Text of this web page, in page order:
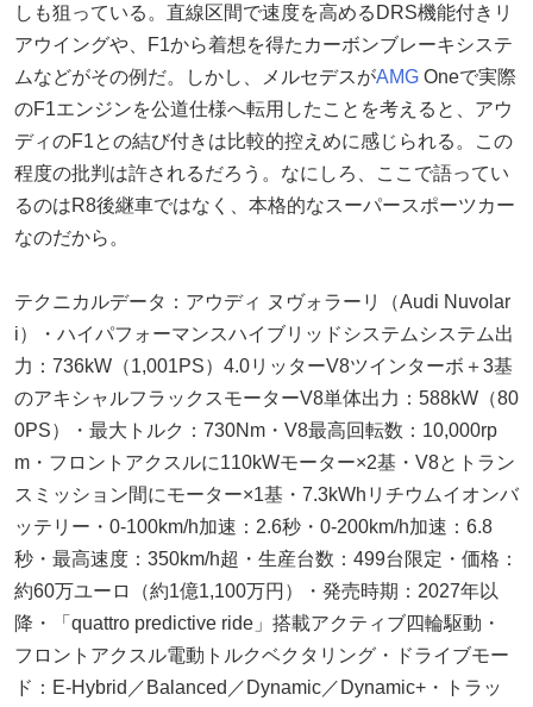
しも狙っている。直線区間で速度を高めるDRS機能付きリ
アウイングや、F1から着想を得たカーボンブレーキシステ
ムなどがその例だ。しかし、メルセデスがAMG Oneで実際
のF1エンジンを公道仕様へ転用したことを考えると、アウ
ディのF1との結び付きは比較的控えめに感じられる。この
程度の批判は許されるだろう。なにしろ、ここで語ってい
るのはR8後継車ではなく、本格的なスーパースポーツカー
なのだから。
テクニカルデータ：アウディ ヌヴォラーリ（Audi Nuvolar
i）・ハイパフォーマンスハイブリッドシステムシステム出
力：736kW（1,001PS）4.0リッターV8ツインターボ＋3基
のアキシャルフラックスモーターV8単体出力：588kW（80
0PS）・最大トルク：730Nm・V8最高回転数：10,000rp
m・フロントアクスルに110kWモーター×2基・V8とトラン
スミッション間にモーター×1基・7.3kWhリチウムイオンバ
ッテリー・0-100km/h加速：2.6秒・0-200km/h加速：6.8
秒・最高速度：350km/h超・生産台数：499台限定・価格：
約60万ユーロ（約1億1,100万円）・発売時期：2027年以
降・「quattro predictive ride」搭載アクティブ四輪駆動・
フロントアクスル電動トルクベクタリング・ドライブモー
ド：E-Hybrid／Balanced／Dynamic／Dynamic+・トラッ